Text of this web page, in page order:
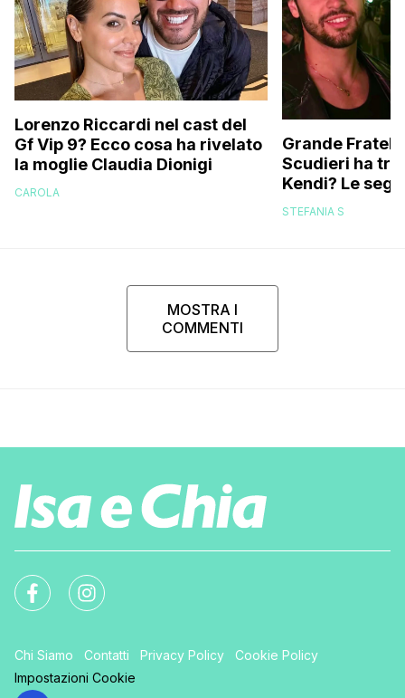
Lorenzo Riccardi nel cast del
Gf Vip 9? Ecco cosa ha rivelato
la moglie Claudia Dionigi
CAROLA
Grande
Scudieri ha
Kendi? Le
replica dell’ex
STEFANIA S
MOSTRA I
COMMENTI
Chi Siamo Contatti Privacy Policy
Cookie Policy
Impostazioni Cookie